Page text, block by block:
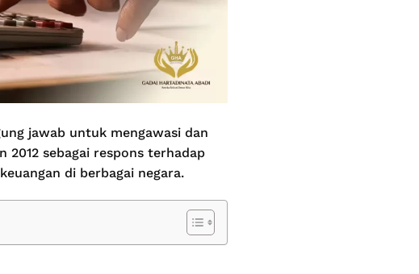
jawab untuk mengawasi dan
2012 sebagai respons terhadap
di berbagai negara.